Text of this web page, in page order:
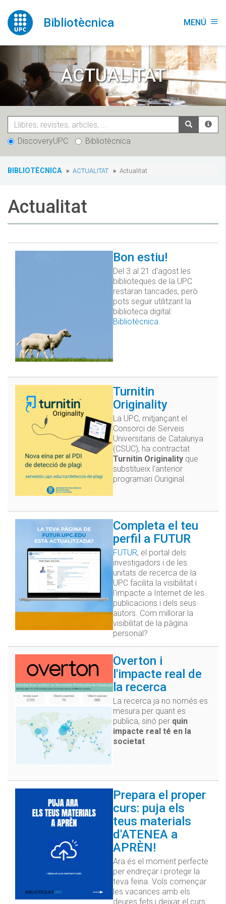
contingut
Bibliotècnica MENÚ menu
ACTUALITAT
DiscoveryUPC Bibliotècnica
You
BIBLIOTÈCNICA ACTUALITAT Actualitat
Actualitat
Bon estiu!
Del 3 al 21 d'agost les
biblioteques de la UPC
restaran tancades, però
pots seguir utilitzant la
biblioteca digital:
Bibliotècnica
Turnitin
Originality
La UPC, mitjançant el
Consorci de Serveis
Universitaris de Catalunya
(CSUC), ha contractat
Turnitin Originality que
substitueix l'anterior
programari Ouriginal.
Completa el teu
perfil a FUTUR
FUTUR, el portal dels
investigadors i de les
unitats de recerca de la
UPC facilita la visibilitat i
l'impacte a Internet de les
publicacions i dels seus
autors. Com millorar la
visibilitat de la pàgina
personal?
Overton i
l'impacte real de
la recerca
La recerca ja no només es
mesura per quant es
publica, sinó per quin
impacte real té en la
societat
Prepara el proper
curs: puja els
teus materials
d'ATENEA a
APRÈN!
Ara és el moment perfecte
per endreçar i protegir la
teva feina. Vols començar
les vacances amb els
deures fets i deixar el curs